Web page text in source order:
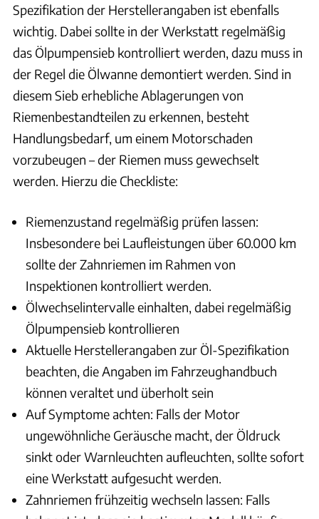
Spezifikation der Herstellerangaben ist ebenfalls
wichtig. Dabei sollte in der Werkstatt regelmäßig
das Ölpumpensieb kontrolliert werden, dazu muss in
der Regel die Ölwanne demontiert werden. Sind in
diesem Sieb erhebliche Ablagerungen von
Riemenbestandteilen zu erkennen, besteht
Handlungsbedarf, um einem Motorschaden
vorzubeugen – der Riemen muss gewechselt
werden. Hierzu die Checkliste:
Riemenzustand regelmäßig prüfen lassen:
Insbesondere bei Laufleistungen über 60.000 km
sollte der Zahnriemen im Rahmen von
Inspektionen kontrolliert werden.
Ölwechselintervalle einhalten, dabei regelmäßig
Ölpumpensieb kontrollieren
Aktuelle Herstellerangaben zur Öl-Spezifikation
beachten, die Angaben im Fahrzeughandbuch
können veraltet und überholt sein
Auf Symptome achten: Falls der Motor
ungewöhnliche Geräusche macht, der Öldruck
sinkt oder Warnleuchten aufleuchten, sollte sofort
eine Werkstatt aufgesucht werden.
Zahnriemen frühzeitig wechseln lassen: Falls